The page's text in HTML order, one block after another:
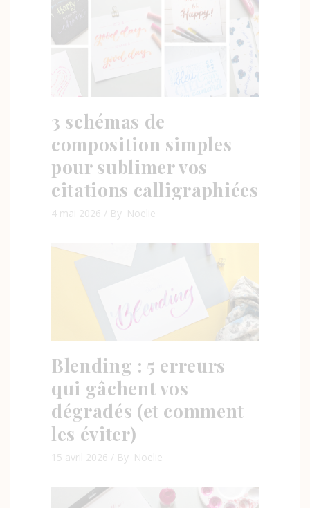
3 schémas de
composition simples
pour sublimer vos
citations calligraphiées
4 mai 2026 By Noelie
Blending : 5 erreurs
qui gâchent vos
dégradés (et comment
les éviter)
15 avril 2026 By Noelie